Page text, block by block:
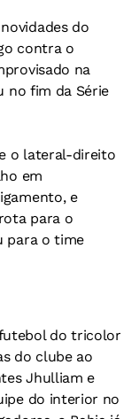
do
contra o
na
no fim da Série
o lateral-direito
em
e
para o
para o time
do tricolor
do clube ao
Jhulliam e
do interior no